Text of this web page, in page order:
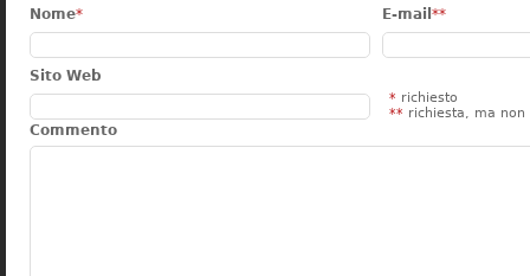
Nome* E-mail **
Sito Web
* richiesto
** richiesta, ma non
Commento